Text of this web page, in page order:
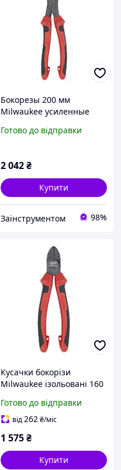
Бокорезы 200 мм
Milwaukee усиленные
Готово до відправки
2 042₴
Купити
Заінструментом 98%
Кусачки бокорізи
Milwaukee ізольовані 160
Готово до відправки
від262₴/міс
1 575₴
Купити